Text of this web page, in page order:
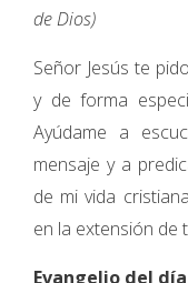
de Dios)
Señor Jesús te
y de forma
Ayúdame a
mensaje y a
de mi vida
en la extensión de
Evangelio del día